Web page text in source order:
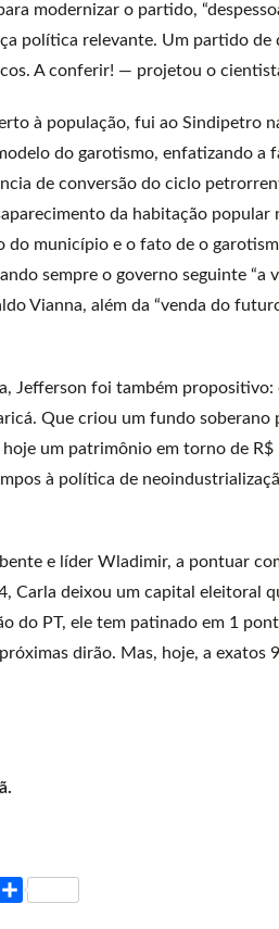
modernizar o partido,
política relevante. Um partido
A conferir! — projetou o
à população, fui ao Sindipetro
do garotismo, enfatizando a
de conversão do ciclo
da habitação popular
município e o fato de o
sempre o governo seguinte “a
Vianna, além da “venda do
Jefferson foi também propositivo:
Que criou um fundo
um patrimônio em torno de
à política de
e líder Wladimir, a pontuar
Carla deixou um capital eleitoral
do PT, ele tem patinado em 1
dirão. Mas, hoje, a exatos
S